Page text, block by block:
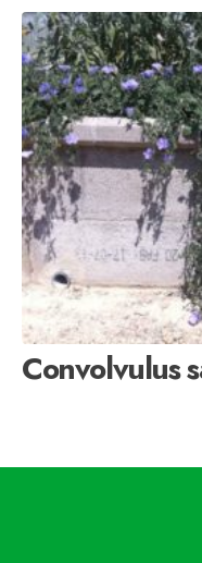
Convolvulus